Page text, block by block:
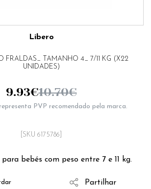
Libero
FRALDAS_ TAMANHO 4_ 7/11 KG (X22
UNIDADES)
para bebés com peso entre 7 e 11 kg.
[SKU 6175786]
9.93€10.70€
PVP recomendado pela marca.
Partilhar